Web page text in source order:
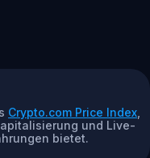
Crypto.com Price Index
und Live-
bietet.